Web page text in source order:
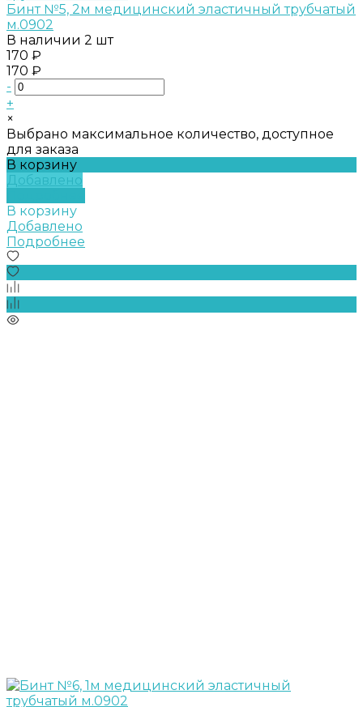
Бинт №5, 2м медицинский эластичный трубчатый
м.0902
В наличии 2 шт
170 ₽
170 ₽
-
+
×
Выбрано максимальное количество, доступное
для заказа
В корзину
Добавлено
В корзину
Добавлено
Подробнее